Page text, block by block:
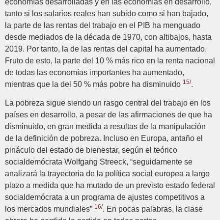
tanto si los salarios reales han subido como si han bajado,
la parte de las rentas del trabajo en el PIB ha menguado
desde mediados de la década de 1970, con altibajos, hasta
2019. Por tanto, la de las rentas del capital ha aumentado.
Fruto de esto, la parte del 10 % más rico en la renta nacional
de todas las economías importantes ha aumentado,
mientras que la del 50 % más pobre ha disminuido 15/.
La pobreza sigue siendo un rasgo central del trabajo en los
países en desarrollo, a pesar de las afirmaciones de que ha
disminuido, en gran medida a resultas de la manipulación
de la definición de pobreza. Incluso en Europa, antaño el
pináculo del estado de bienestar, según el teórico
socialdemócrata Wolfgang Streeck, “seguidamente se
analizará la trayectoria de la política social europea a largo
plazo a medida que ha mutado de un previsto estado federal
socialdemócrata a un programa de ajustes competitivos a
los mercados mundiales” 16/. En pocas palabras, la clase